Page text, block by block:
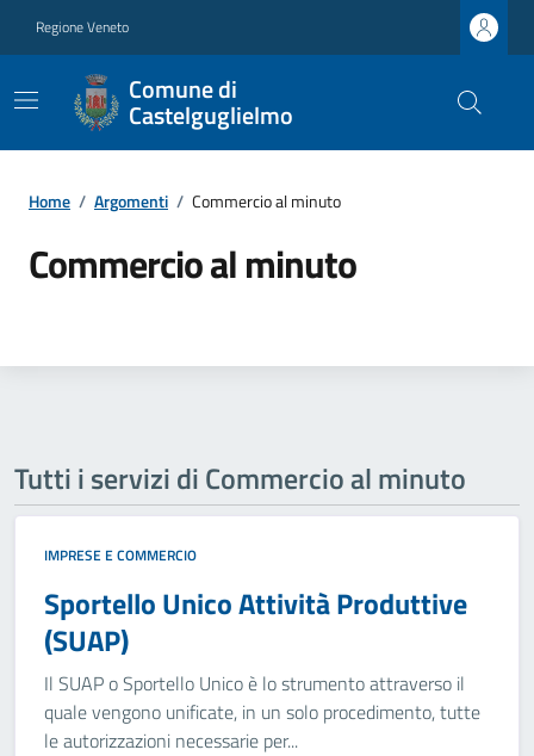
Regione Veneto
Comune di
Castelguglielmo
Home / Argomenti / Commercio al minuto
Commercio al minuto
Tutti i servizi di Commercio al minuto
IMPRESE E COMMERCIO
Sportello Unico Attività Produttive
(SUAP)
Il SUAP o Sportello Unico è lo strumento attraverso il
quale vengono unificate, in un solo procedimento, tutte
le autorizzazioni necessarie per...